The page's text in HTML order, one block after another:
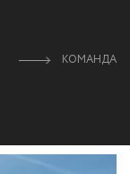
КОМАНДА